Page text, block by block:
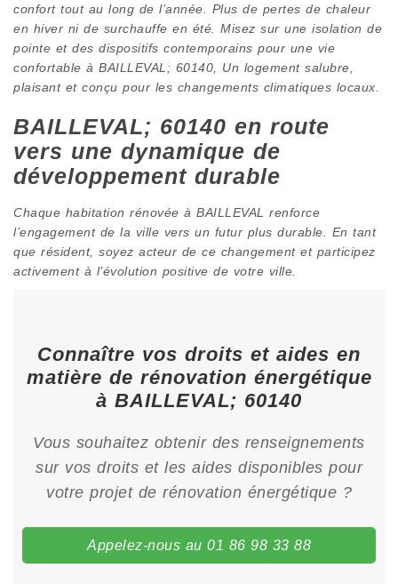
confort tout au long de l’année. Plus de pertes de chaleur
en hiver ni de surchauffe en été. Misez sur une isolation de
pointe et des dispositifs contemporains pour une vie
confortable à BAILLEVAL; 60140, Un logement salubre,
plaisant et conçu pour les changements climatiques locaux.
BAILLEVAL; 60140 en route
vers une dynamique de
développement durable
Chaque habitation rénovée à BAILLEVAL renforce
l’engagement de la ville vers un futur plus durable. En tant
que résident, soyez acteur de ce changement et participez
activement à l’évolution positive de votre ville.
Connaître vos droits et aides en
matière de rénovation énergétique
à BAILLEVAL; 60140
Vous souhaitez obtenir des renseignements
sur vos droits et les aides disponibles pour
votre projet de rénovation énergétique ?
Appelez-nous au 01 86 98 33 88